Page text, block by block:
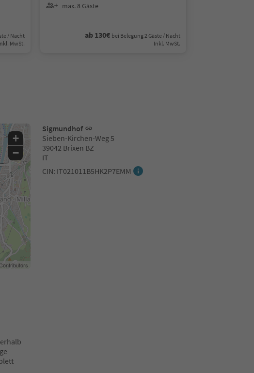
/ Nacht
MwSt.
max. 8 Gäste
ab 130€ bei Belegung 2 Gäste / Nacht
Inkl. MwSt.
Sigmundhof
Sieben-Kirchen-Weg 5
39042 Brixen BZ
IT
CIN: IT021011B5HK2P7EMM
+
−